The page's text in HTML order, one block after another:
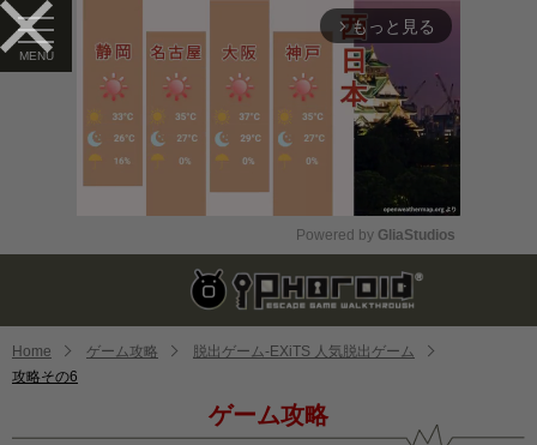
arrow_forward_ios もっと見る
Mute
Powered by GliaStudios
Home ゲーム攻略
脱出ゲーム-EXiTS 人気脱出ゲーム
攻略その6
ゲーム攻略